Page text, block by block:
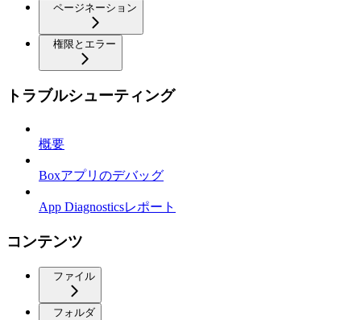
ページネーション
権限とエラー
トラブルシューティング
概要
Boxアプリのデバッグ
App Diagnosticsレポート
コンテンツ
ファイル
フォルダ